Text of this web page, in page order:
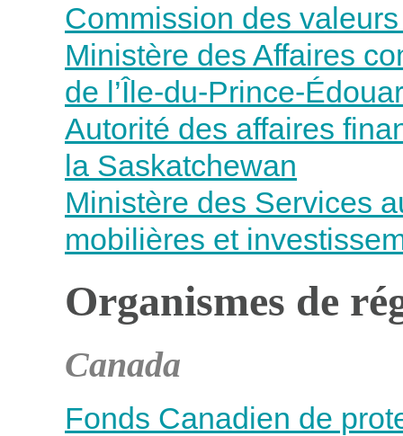
Commission des
Ministère des Affaires
de l’Île-du-Prince-
Autorité des affaires
la Saskatchewan
Ministère des Services
mobilières et
Organismes de
Canada
Fonds Canadien de